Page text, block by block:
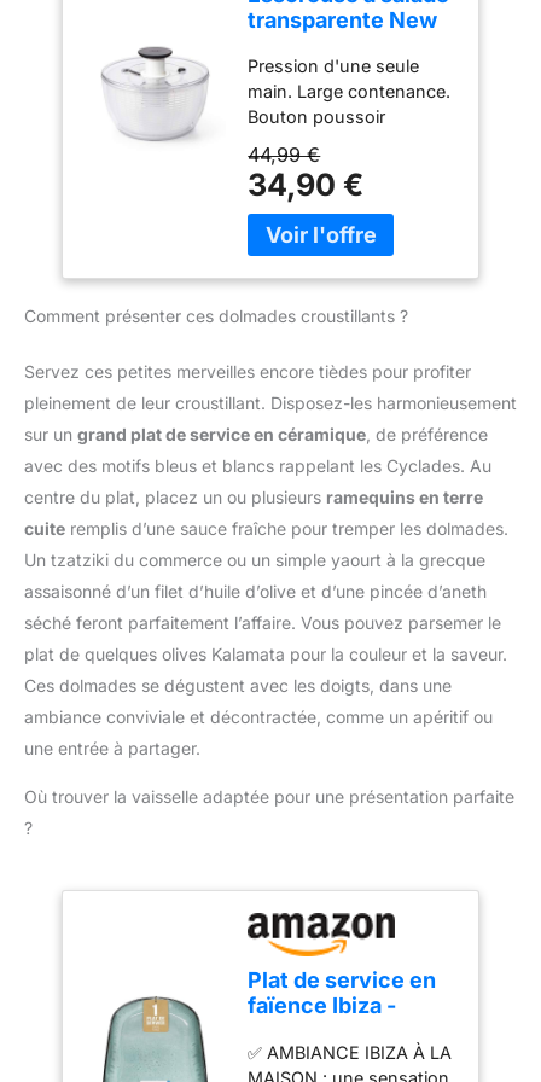
captent la saveur
frais, offrant une
expérience gustative
riche et robuste à
chaque plat. Chaque
bouchée est un voyage
culinaire.
longtemps. Conditionné
dans un nouveau pot
anti-lumière et anti-
oxydation.
essorer d'autres légumes
Durable et facile à
nettoyer : Fabriquée en
plastique résistant, elle
se nettoie facilement
pour une utilisation
quotidienne pratique
transparente New
Pression d'une seule
main. Large contenance.
Bouton poussoir
facile du couvercle
44,99 €
34,90 €
Comment présenter ces dolmades croustillants ?
Servez ces petites merveilles encore tièdes pour profiter
pleinement de leur croustillant. Disposez-les harmonieusement
sur un grand plat de service en céramique , de préférence
avec des motifs bleus et blancs rappelant les Cyclades. Au
centre du plat, placez un ou plusieurs ramequins en terre
cuite remplis d’une sauce fraîche pour tremper les dolmades.
Un tzatziki du commerce ou un simple yaourt à la grecque
assaisonné d’un filet d’huile d’olive et d’une pincée d’aneth
séché feront parfaitement l’affaire. Vous pouvez parsemer le
plat de quelques olives Kalamata pour la couleur et la saveur.
Ces dolmades se dégustent avec les doigts, dans une
ambiance conviviale et décontractée, comme un apéritif ou
une entrée à partager.
Où trouver la vaisselle adaptée pour une présentation parfaite
?
Plat de service en
faïence Ibiza -
service
✅ AMBIANCE IBIZA À LA
MAISON : une sensation